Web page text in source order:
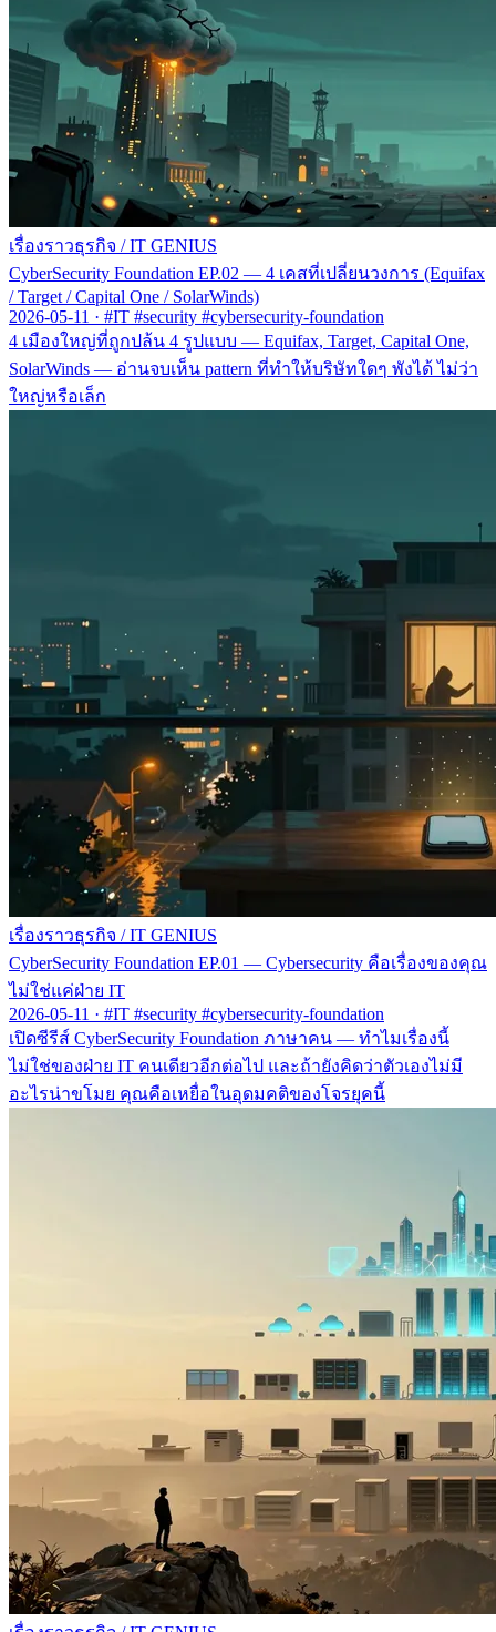
เรื่องราวธุรกิจ / IT GENIUS
CyberSecurity Foundation EP.02 — 4 เคสที่เปลี่ยนวงการ (Equifax
/ Target / Capital One / SolarWinds)
2026-05-11 · #IT #security #cybersecurity-foundation
4 เมืองใหญ่ที่ถูกปล้น 4 รูปแบบ — Equifax, Target, Capital One,
SolarWinds — อ่านจบเห็น pattern ที่ทำให้บริษัทใดๆ พังได้ ไม่ว่า
ใหญ่หรือเล็ก
เรื่องราวธุรกิจ / IT GENIUS
CyberSecurity Foundation EP.01 — Cybersecurity คือเรื่องของคุณ
ไม่ใช่แค่ฝ่าย IT
2026-05-11 · #IT #security #cybersecurity-foundation
เปิดซีรีส์ CyberSecurity Foundation ภาษาคน — ทำไมเรื่องนี้
ไม่ใช่ของฝ่าย IT คนเดียวอีกต่อไป และถ้ายังคิดว่าตัวเองไม่มี
อะไรน่าขโมย คุณคือเหยื่อในอุดมคติของโจรยุคนี้